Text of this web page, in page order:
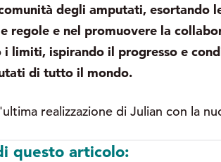
degli amputati, esortando
regole e nel promuovere la
i limiti, ispirando il progresso e
di tutto il mondo.
realizzazione di Julian con la
questo articolo: